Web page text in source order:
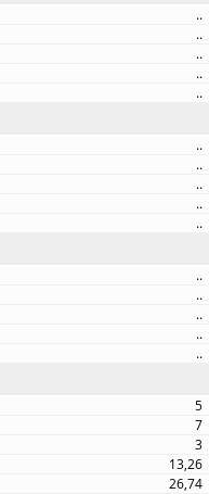
..
..
..
..
..
..
..
..
..
..
..
..
..
..
..
5
7
3
13,26
26,74